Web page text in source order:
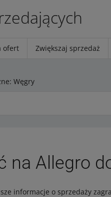
ofert Zwiększaj sprzedaż
Węgry
na Allegro
informacje o sprzedaży